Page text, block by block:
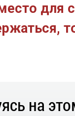
для
на